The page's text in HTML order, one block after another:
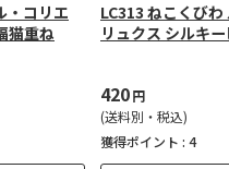
・コリエ
猫重ね
LC313 ねこくびわ
リュクス シルキ
420円
(送料別・税込)
獲得ポイント : 4